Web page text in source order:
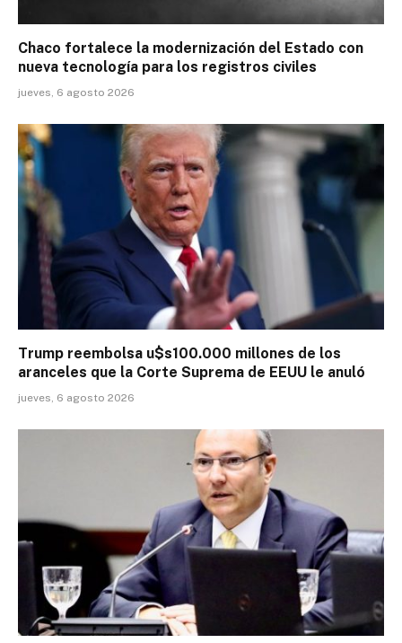
Chaco fortalece la modernización del Estado con
nueva tecnología para los registros civiles
jueves, 6 agosto 2026
Trump reembolsa u$s100.000 millones de los
aranceles que la Corte Suprema de EEUU le anuló
jueves, 6 agosto 2026